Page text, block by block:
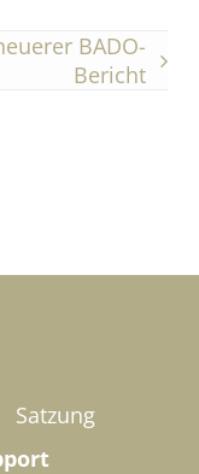
BADO-
Bericht
Satzung